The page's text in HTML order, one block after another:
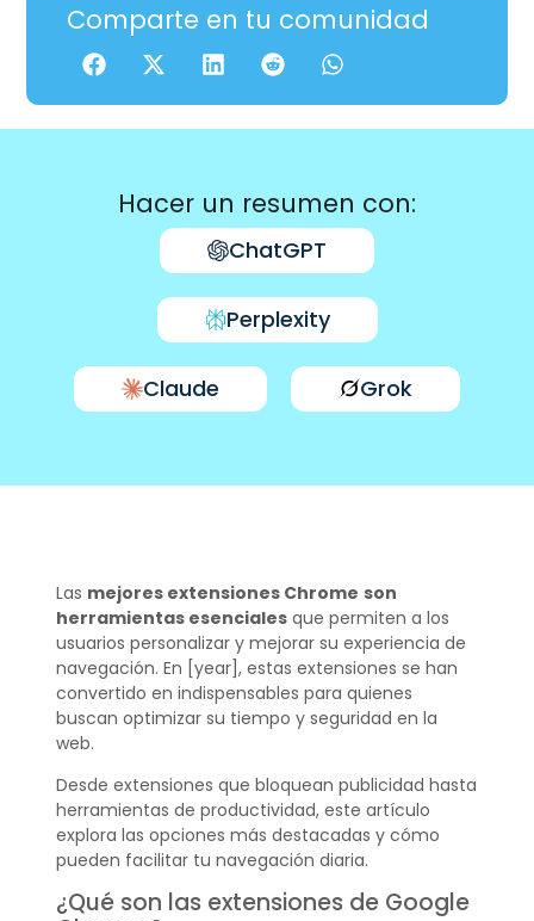
Comparte en tu comunidad
Hacer un resumen con:
ChatGPT
Perplexity
Claude Grok
Las mejores extensiones Chrome son
herramientas esencialesque permiten a los
usuarios personalizar y mejorar su experiencia de
navegación. En [year], estas extensiones se han
convertido en indispensables para quienes
buscan optimizar su tiempo y seguridad en la
web.
Desde extensiones que bloquean publicidad hasta
herramientas de productividad, este artículo
explora las opciones más destacadas y cómo
pueden facilitar tu navegación diaria.
¿Qué son las extensiones de Google